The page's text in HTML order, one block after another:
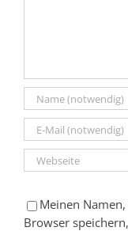
Meinen
Browser